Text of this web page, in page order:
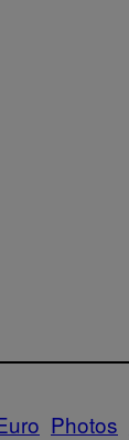
Photos